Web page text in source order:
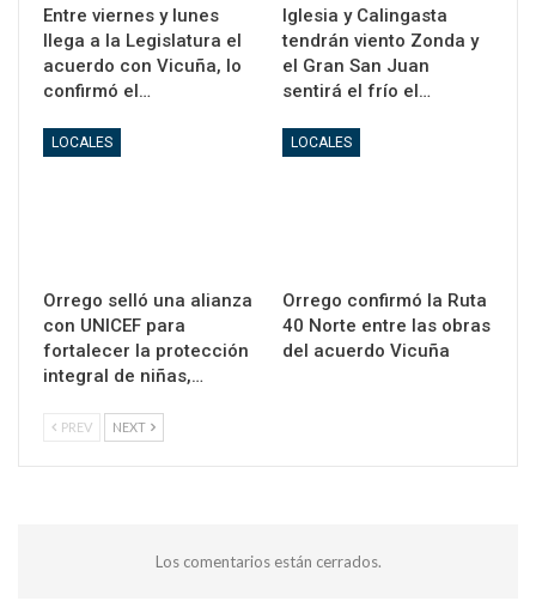
Entre viernes y lunes
llega a la Legislatura el
acuerdo con Vicuña, lo
confirmó el…
Iglesia y Calingasta
tendrán viento Zonda y
el Gran San Juan
sentirá el frío el…
LOCALES
Orrego selló una alianza
con UNICEF para
fortalecer la protección
integral de niñas,…
LOCALES
Orrego confirmó la Ruta
40 Norte entre las obras
del acuerdo Vicuña
PREV NEXT
Los comentarios están cerrados.